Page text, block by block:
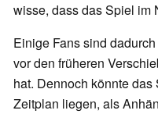
wisse, dass das Spiel im
Einige Fans sind
vor den früheren
hat. Dennoch könnte
Zeitplan liegen, als